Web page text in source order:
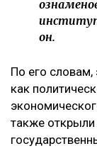
он.
По его словам,
как
также открыли